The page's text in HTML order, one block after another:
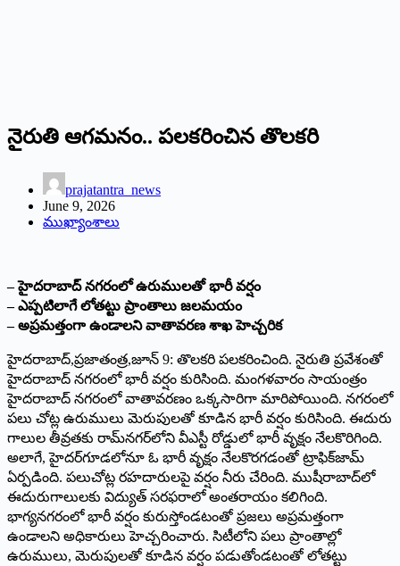
నైరుతి ఆగమనం.. పలకరించిన తొలకరి
prajatantra_news
June 9, 2026
ముఖ్యాంశాలు
– హైదరాబాద్‌ ‌నగరంలో ఉరుములతో భారీ వర్షం
– ఎప్పటిలాగే లోతట్టు ప్రాంతాలు జలమయం
– అప్రమత్తంగా ఉండాలని వాతావరణ శాఖ హెచ్చరిక
హైదరాబాద్‌,‌ప్రజాతంత్ర,జూన్‌ 9: ‌తొలకరి పలకరించింది. నైరుతి ప్రవేశంతో
హైదరాబాద్‌ ‌నగరంలో భారీ వర్షం కురిసింది. మంగళవారం సాయంత్రం
హైదరాబాద్‌ ‌నగరంలో వాతావరణం ఒక్కసారిగా మారిపోయింది. నగరంలో
పలు చోట్ల ఉరుములు మెరుపులతో కూడిన భారీ వర్షం కురిసింది. ఈదురు
గాలుల తీవ్రతకు రామ్‌నగర్‌లోని వీఎస్టీ రోడ్డులో భారీ వృక్షం నేలకొరిగింది.
అలాగే, హైదర్‌గూడలోనూ ఓ భారీ వృక్షం నేలకొరగడంతో ట్రాఫిక్‌జామ్‌
ఏర్పడింది. పలుచోట్ల రహదారులపై వర్షం నీరు చేరింది. ముషీరాబాద్‌లో
ఈదురుగాలులకు విద్యుత్‌ ‌సరఫరాలో అంతరాయం కలిగింది.
భాగ్యనగరంలో భారీ వర్షం కురుస్తోండటంతో ప్రజలు అప్రమత్తంగా
ఉండాలని అధికారులు హెచ్చరించారు. సిటీలోని పలు ప్రాంతాల్లో
ఉరుములు, మెరుపులతో కూడిన వర్షం పడుతోండటంతో లోతట్టు